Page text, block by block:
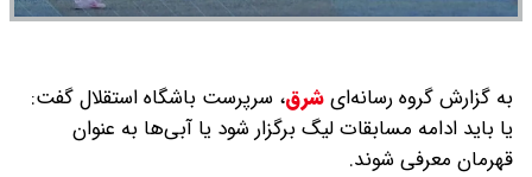
به گزارش گروه رسانه‌ایشرق، سرپرست باشگاه استقلال گفت:
یا باید ادامه مسابقات لیگ برگزار شود یا آبی‌ها به عنوان
قهرمان معرفی شوند.